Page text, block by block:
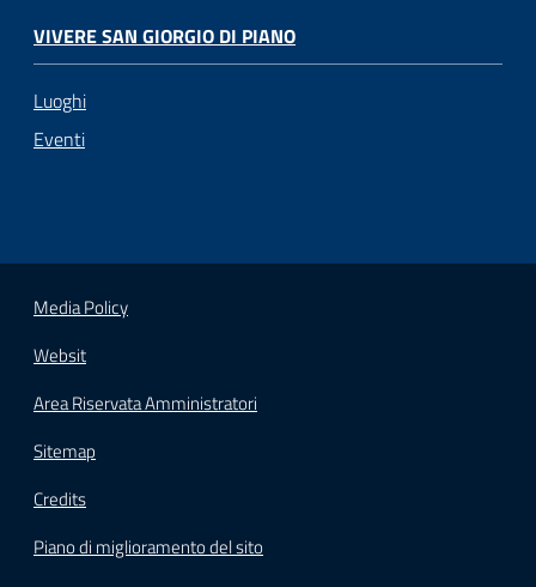
VIVERE SAN GIORGIO DI PIANO
Luoghi
Eventi
Media Policy
Websit
Area Riservata Amministratori
Sitemap
Credits
Piano di miglioramento del sito